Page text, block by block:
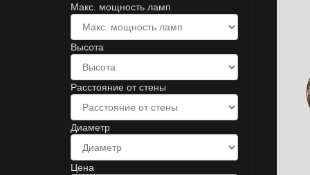
Макс. мощность ламп
Высота
Расстояние от стены
Диаметр
Цена